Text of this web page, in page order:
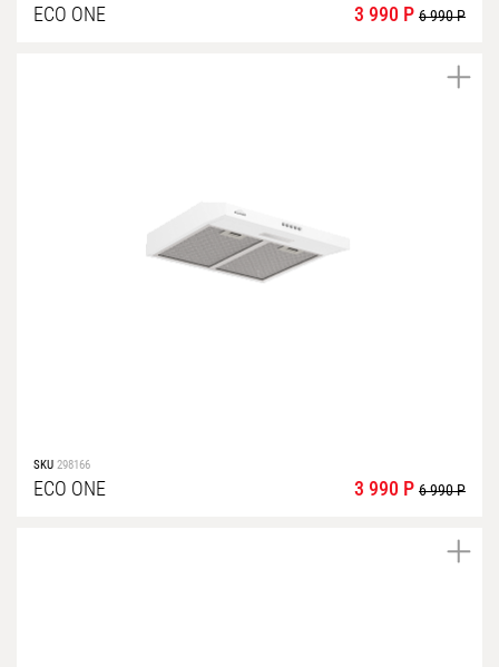
ECO ONE 3 990 Р 6 990 Р
SKU 298166
ECO ONE 3 990 Р 6 990 Р